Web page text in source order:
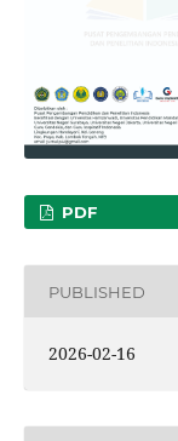
PDF
PUBLISHED
2026-02-16